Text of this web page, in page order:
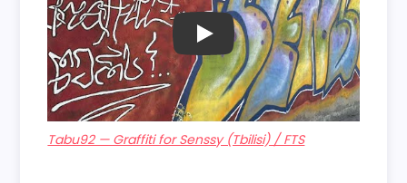
PLAY
Tabu92 — Graffiti for Senssy (Tbilisi) / FTS